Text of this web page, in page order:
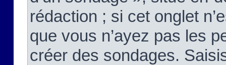
rédaction ; si cet onglet
que vous n’ayez pas les
créer des sondages.